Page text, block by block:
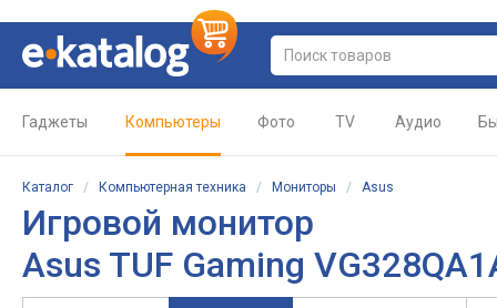
Гаджеты Компьютеры Фото TV Аудио
Каталог / Компьютерная техника / Мониторы / Asus
Игровой монитор
Asus TUF Gaming